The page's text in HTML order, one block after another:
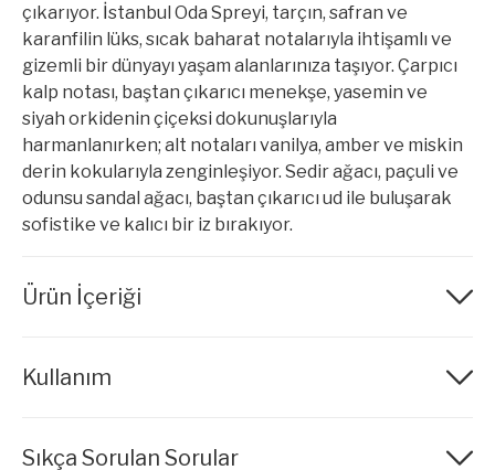
çıkarıyor. İstanbul Oda Spreyi, tarçın, safran ve
karanfilin lüks, sıcak baharat notalarıyla ihtişamlı ve
gizemli bir dünyayı yaşam alanlarınıza taşıyor. Çarpıcı
kalp notası, baştan çıkarıcı menekşe, yasemin ve
siyah orkidenin çiçeksi dokunuşlarıyla
harmanlanırken; alt notaları vanilya, amber ve miskin
derin kokularıyla zenginleşiyor. Sedir ağacı, paçuli ve
odunsu sandal ağacı, baştan çıkarıcı ud ile buluşarak
sofistike ve kalıcı bir iz bırakıyor.
Ürün İçeriği
naphthyl)ethan-1-one, Linalyl acetate, Juniper,
irritation. H317 May cause an allergic skin reaction.
Kullanım
Sıkça Sorulan Sorular